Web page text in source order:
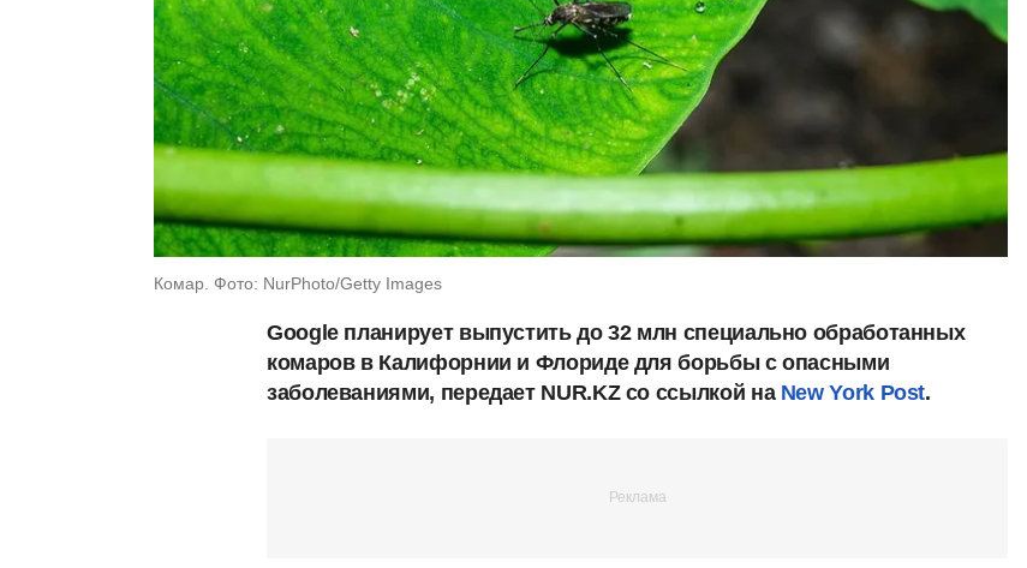
Комар. Фото: NurPhoto/Getty Images
Google планирует выпустить до 32 млн специально обработанных
комаров в Калифорнии и Флориде для борьбы с опасными
заболеваниями, передает NUR.KZ со ссылкой на New York Post.